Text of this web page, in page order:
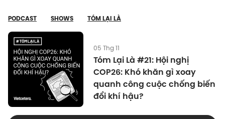
PODCAST SHOWS TÓM LẠI LÀ
05 Thg 11
Tóm Lại Là #21: Hội nghị
COP26: Khó khăn gì xoay
quanh công cuộc chống biến
đổi khí hậu?